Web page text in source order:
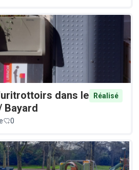
dans le
Bayard
Réalisé
0